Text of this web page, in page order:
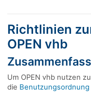
Richtlinien
OPEN vhb
Um OPEN vhb nutzen
die Benutzungsordnung